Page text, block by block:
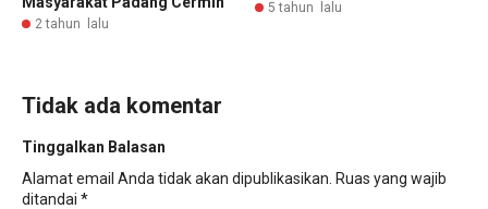
2 tahun lalu
5 tahun lalu
Tidak ada komentar
Tinggalkan Balasan
Alamat email Anda tidak akan dipublikasikan. Ruas yang wajib
ditandai *